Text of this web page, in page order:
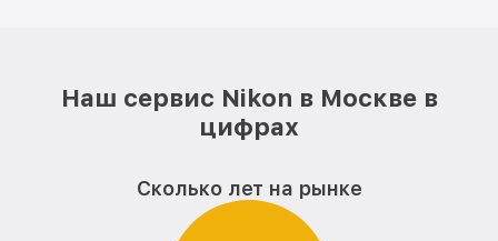
Наш сервис Nikon в Москве в
цифрах
Сколько лет на рынке